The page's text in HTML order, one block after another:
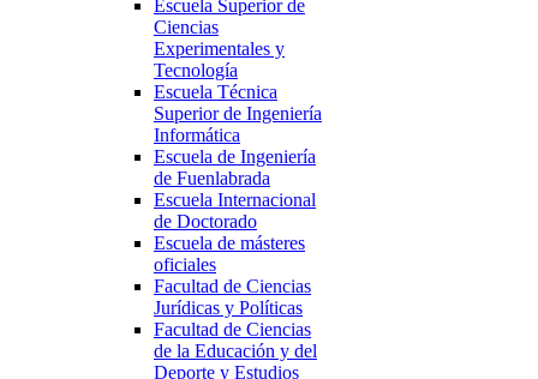
Escuela Superior de
Ciencias
Experimentales y
Tecnología
Escuela Técnica
Superior de Ingeniería
Informática
Escuela de Ingeniería
de Fuenlabrada
Escuela Internacional
de Doctorado
Escuela de másteres
oficiales
Facultad de Ciencias
Jurídicas y Políticas
Facultad de Ciencias
de la Educación y del
Deporte y Estudios